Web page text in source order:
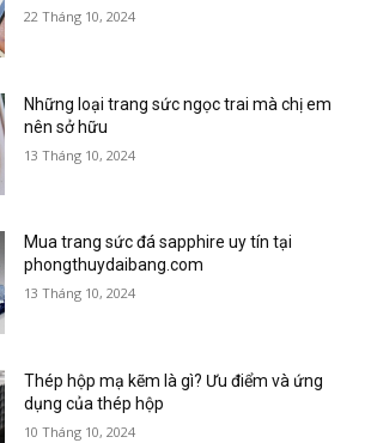
22 Tháng 10, 2024
Những loại trang sức ngọc trai mà chị em
nên sở hữu
13 Tháng 10, 2024
Mua trang sức đá sapphire uy tín tại
phongthuydaibang.com
13 Tháng 10, 2024
Thép hộp mạ kẽm là gì? Ưu điểm và ứng
dụng của thép hộp
10 Tháng 10, 2024